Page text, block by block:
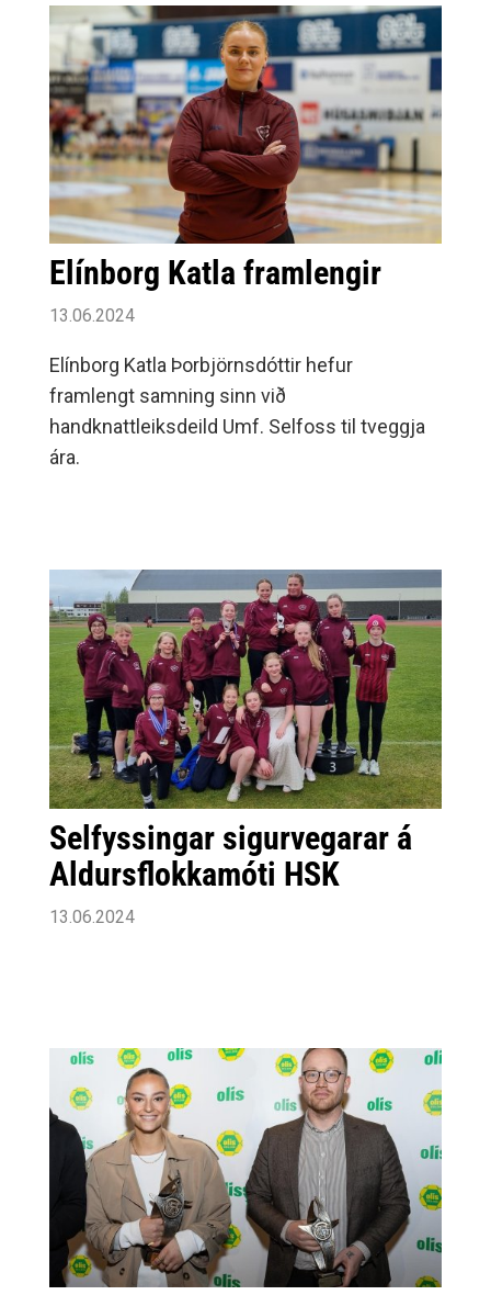
Elínborg Katla framlengir
13.06.2024
Elínborg Katla Þorbjörnsdóttir hefur
framlengt samning sinn við
handknattleiksdeild Umf. Selfoss til tveggja
ára.
Selfyssingar sigurvegarar á
Aldursflokkamóti HSK
13.06.2024